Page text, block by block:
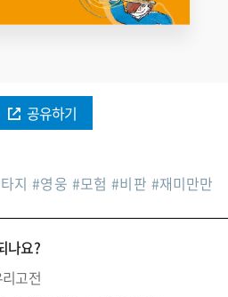
공유하기
지 #영웅 #모험 #비판 #재미만만
나요?
고전